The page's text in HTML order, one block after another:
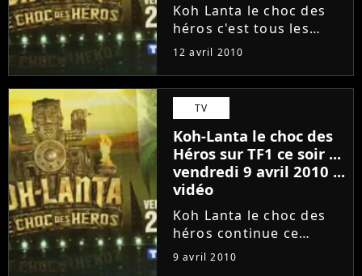
Koh Lanta le choc des
héros c'est tous les
vendredi soir sur TF1 et
conseil pour savoir
lequel des candidats
quittera l'émission ... et
si vous l'avez raté...
12 avril 2010
TV
Koh-Lanta le choc des
Héros sur TF1 ce soir ...
vendredi 9 avril 2010 ...
vidéo
Koh Lanta le choc des
héros continue ce
vendredi 9 avril 2010
9 avril 2010